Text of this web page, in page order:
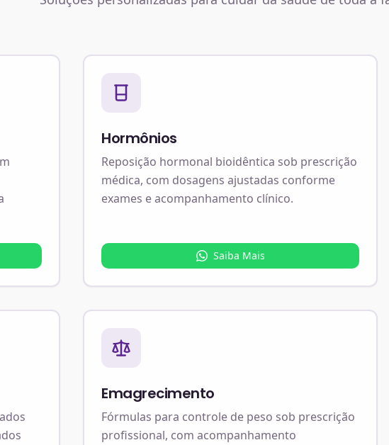
Hormônios
Reposição hormonal bioidêntica sob prescrição
médica, com dosagens ajustadas conforme
exames e acompanhamento clínico.
Saiba Mais
Emagrecimento
Fórmulas para controle de peso sob prescrição
profissional, com acompanhamento